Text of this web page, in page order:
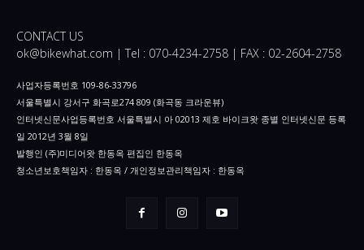
CONTACT US
ok@bikewhat.com | Tel : 070-4234-2758 | FAX : 02-2604-2758
사업자등록번호 109-86-33796
서울특별시 강서구 화곡로274 809 (화곡동 크라운뷰)
인터넷신문사업등록번호 서울특별시 아 02013 제호 바이크왓 종별 인터넷신문 등록
일 2012년 3월 8일
발행인 (주)미디어왓 한동옥 편집인 한동옥
청소년보호책임자 : 한동옥 / 개인정보관리책임자 : 한동옥